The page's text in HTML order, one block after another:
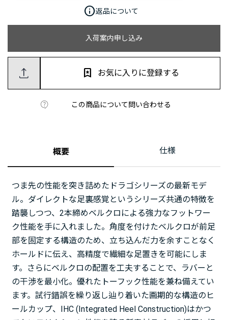
入荷案内申し込み
この商品について問い合わせる
お気に入りに登録する
info返品について
概要 仕様
つま先の性能を突き詰めたドラゴシリーズの最新モデ
ル。ダイレクトな足裏感覚というシリーズ共通の特徴を
踏襲しつつ、2本締めベルクロによる強力なフットワー
ク性能を手に入れました。角度を付けたベルクロが前足
部を固定する構造のため、立ち込んだ力を余すことなく
ホールドに伝え、高精度で繊細な足置きを可能にしま
す。さらにベルクロの配置を工夫することで、ラバーと
の干渉を最小化。優れたトーフック性能を兼ね備えてい
ます。試行錯誤を繰り返し辿り着いた画期的な構造のヒ
ールカップ、IHC (Integrated Heel Construction)はかつ